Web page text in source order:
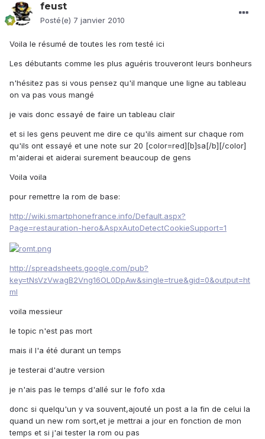
feust
Posté(e) 7 janvier 2010
Voila le résumé de toutes les rom testé ici
Les débutants comme les plus aguéris trouveront leurs bonheurs
n'hésitez pas si vous pensez qu'il manque une ligne au tableau
on va pas vous mangé
je vais donc essayé de faire un tableau clair
et si les gens peuvent me dire ce qu'ils aiment sur chaque rom
qu'ils ont essayé et une note sur 20 [color=red][b]sa[/b][/color]
m'aiderai et aiderai surement beaucoup de gens
Voila voila
pour remettre la rom de base:
http://wiki.smartphonefrance.info/Default.aspx?
Page=restauration-hero&AspxAutoDetectCookieSupport=1
http://spreadsheets.google.com/pub?
key=tNsVzVwagB2Vng16OL0DpAw&single=true&gid=0&output=ht
ml
voila messieur
le topic n'est pas mort
mais il l'a été durant un temps
je testerai d'autre version
je n'ais pas le temps d'allé sur le fofo xda
donc si quelqu'un y va souvent,ajouté un post a la fin de celui la
quand un new rom sort,et je mettrai a jour en fonction de mon
temps et si j'ai tester la rom ou pas